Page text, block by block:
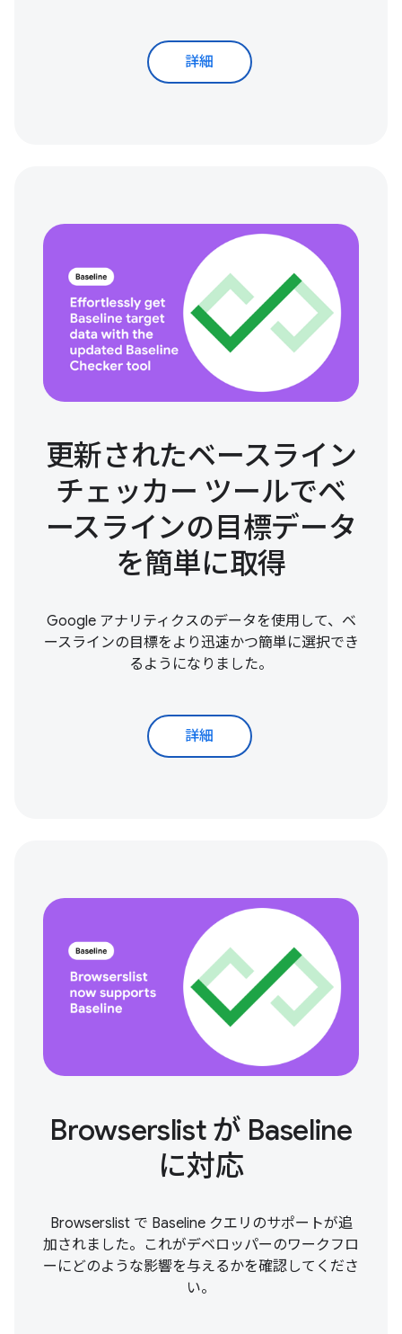
詳細
更新されたベースライン
チェッカー ツールでベ
ースラインの目標データ
を簡単に取得
Google アナリティクスのデータを使用して、ベ
ースラインの目標をより迅速かつ簡単に選択でき
るようになりました。
詳細
Browserslist が Baseline
に対応
Browserslist で Baseline クエリのサポートが追
加されました。これがデベロッパーのワークフロ
ーにどのような影響を与えるかを確認してくださ
い。